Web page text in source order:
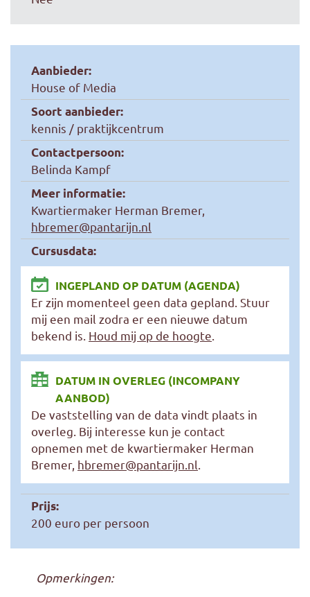
Aanbieder:
House of Media
Soort aanbieder:
kennis / praktijkcentrum
Contactpersoon:
Belinda Kampf
Meer informatie:
Kwartiermaker Herman Bremer,
hbremer@pantarijn.nl
Cursusdata:
INGEPLAND OP DATUM (AGENDA)
Er zijn momenteel geen data gepland. Stuur
mij een mail zodra er een nieuwe datum
bekend is. Houd mij op de hoogte.
DATUM IN OVERLEG (INCOMPANY
AANBOD)
De vaststelling van de data vindt plaats in
overleg. Bij interesse kun je contact
opnemen met de kwartiermaker Herman
Bremer, hbremer@pantarijn.nl.
Prijs:
200 euro per persoon
Opmerkingen: